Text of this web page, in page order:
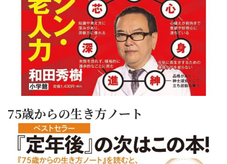
75歳からの生き方ノート